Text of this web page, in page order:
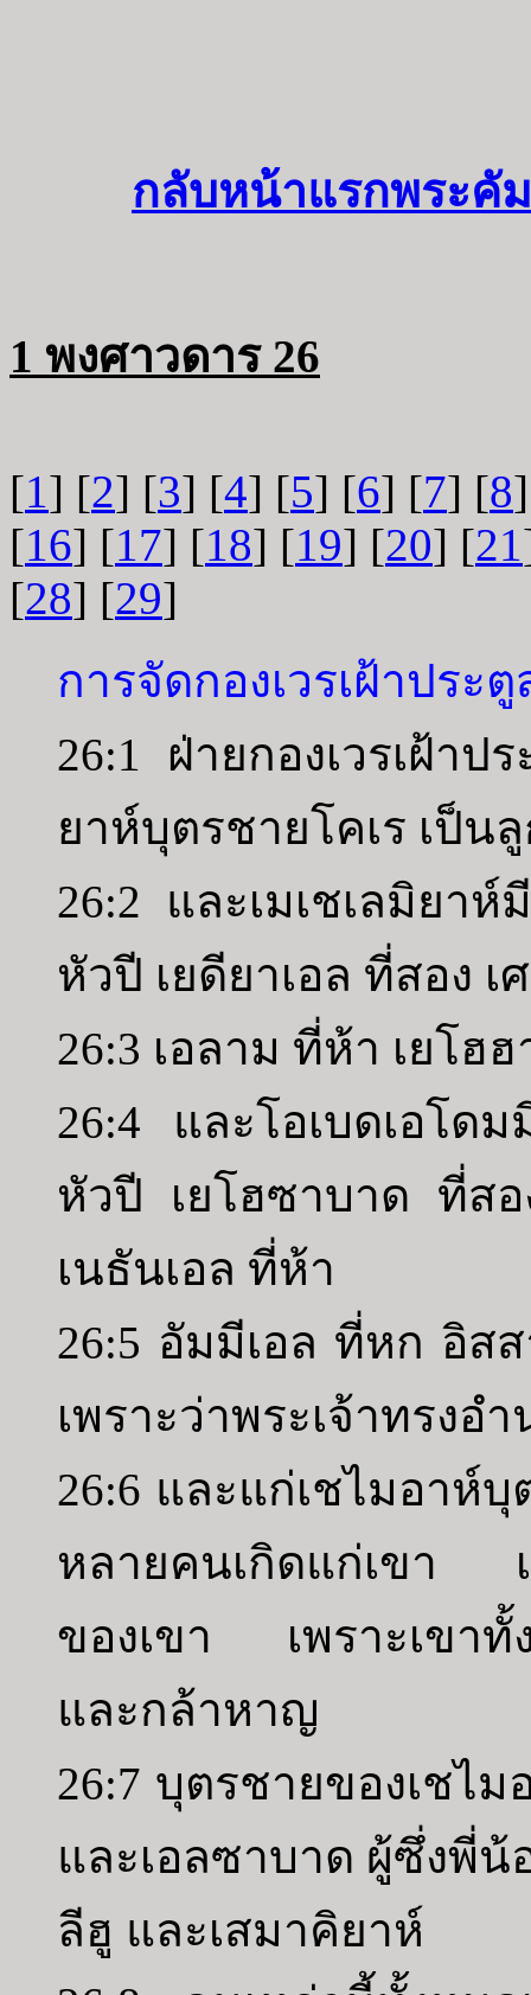
กลับหน้าแรกพระคั
1 พงศาวดาร 26
[1] [2] [3] [4] [5] [6] [7] [8
[16] [17] [18] [19] [20] [21
[28] [29]
การจัดกองเวรเฝ้าประ
26:1 ฝ่ายกองเวรเฝ้า
ยาห์บุตรชายโคเร เป็น
26:2 และเมเชเลมิยา
หัวปี เยดียาเอล ที่สอง
26:3 เอลาม ที่ห้า เยโฮ
26:4 และโอเบดเอโด
หัวปี เยโฮซาบาด ที่ส
เนธันเอล ที่ห้า
26:5 อัมมีเอล ที่หก อิส
เพราะว่าพระเจ้าทรงอ
26:6 และแก่เชไมอาห์
หลายคนเกิดแก่เขา เ
ของเขา เพราะเขาทั้
และกล้าหาญ
26:7 บุตรชายของเชไม
และเอลซาบาด ผู้ซึ่งพี่น้
ลีฮู และเสมาคิยาห์